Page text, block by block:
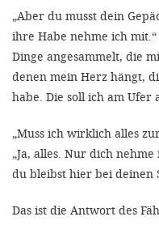
„Aber du musst dein
ihre Habe nehme ich
Dinge angesammelt, die
denen mein Herz hängt,
habe. Die soll ich am Ufer
„Muss ich wirklich alles
„Ja, alles. Nur dich
du bleibst hier bei deinen
Das ist die Antwort des